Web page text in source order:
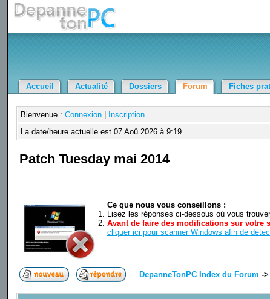
Accueil Actualité Dossiers Forum Fiches
Bienvenue : Connexion|
Inscription
La date/heure actuelle est 07 Aoû 2026 à 9:19
Patch Tuesday mai 2014
Ce que nous vous conseillons :
Lisez les réponses ci-dessous où vous
Avant de faire des modifications sur votre
cliquer ici pour scanner Windows afin de
DepanneTonPC Index du Forum ->